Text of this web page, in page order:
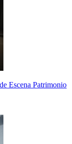
Escena Patrimonio